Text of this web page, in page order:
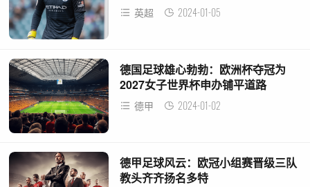
英超 2024-01-05
德国足球雄心勃勃：欧洲杯夺冠为
2027女子世界杯申办铺平道路
德甲 2024-01-02
德甲足球风云：欧冠小组赛晋级三队
教头齐齐扬名多特